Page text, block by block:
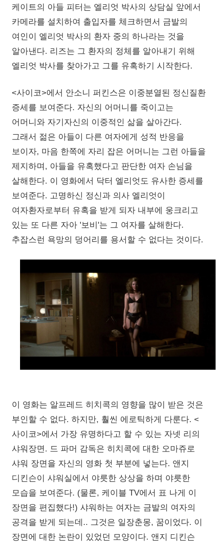
케이트의 아들 피터는 엘리엇 박사의 상담실 앞에서
카메라를 설치하여 출입자를 체크하면서 금발의
여인이 엘리엇 박사의 환자 중의 하나라는 것을
알아낸다. 리즈는 그 환자의 정체를 알아내기 위해
엘리엇 박사를 찾아가고 그를 유혹하기 시작한다.
<사이코>에서 안소니 퍼킨스은 이중분열된 정신질환
증세를 보여준다. 자신의 어머니를 죽이고는
어머니와 자기자신의 이중적인 삶을 살아간다.
그래서 젊은 아들이 다른 여자에게 성적 반응을
보이자, 마음 한쪽에 자리 잡은 어머니는 그런 아들을
제지하며, 아들을 유혹했다고 판단한 여자 손님을
살해한다. 이 영화에서 닥터 엘리엇도 유사한 증세를
보여준다. 고명하신 정신과 의사 엘리엇이
여자환자로부터 유혹을 받게 되자 내부에 웅크리고
있는 또 다른 자아 '보비'는 그 여자를 살해한다.
추잡스런 욕망의 덩어리를 용서할 수 없다는 것이다.
이 영화는 알프레드 히치콕의 영향을 많이 받은 것은
부인할 수 없다. 하지만, 훨씬 에로틱하게 다룬다. <
사이코>에서 가장 유명하다고 할 수 있는 자넷 리의
샤워장면. 드 파머 감독은 히치콕에 대한 오마쥬로
샤워 장면을 자신의 영화 첫 부분에 넣는다. 앤지
디킨슨이 샤워실에서 야릇한 상상을 하며 야릇한
모습을 보여준다. (물론, 케이블 TV에서 표 나게 이
장면을 편집했다!) 샤워하는 여자는 금발의 여자의
공격을 받게 되는데.. 그것은 일장춘몽, 꿈이었다. 이
장면에 대한 논란이 있었던 모양이다. 앤지 디킨슨